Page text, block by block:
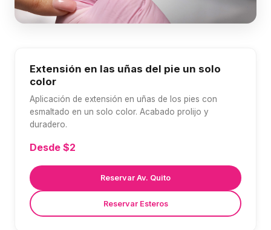
Extensión en las uñas del pie un solo
color
Aplicación de extensión en uñas de los pies con
esmaltado en un solo color. Acabado prolijo y
duradero.
Desde $2
Reservar Av. Quito
Reservar Esteros